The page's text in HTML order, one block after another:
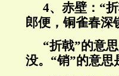
4、赤壁：“
郎便，铜雀春深
“折戟”的意
没。“销”的意思